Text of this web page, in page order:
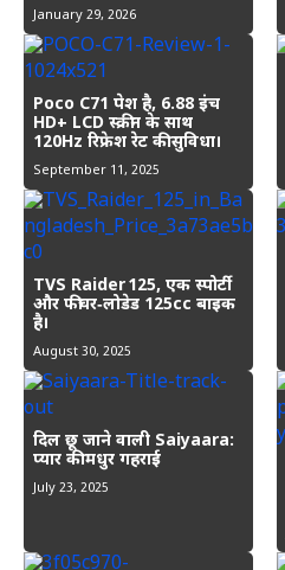
January 29, 2026
Poco C71 पेश है, 6.88 इंच
HD+ LCD स्क्रीन के साथ
120Hz रिफ्रेश रेट की सुविधा।
September 11, 2025
TVS Raider 125, एक स्पोर्टी
और फीचर‑लोडेड 125cc बाइक
है।
August 30, 2025
दिल छू जाने वाली Saiyaara:
प्यार की मधुर गहराई
July 23, 2025